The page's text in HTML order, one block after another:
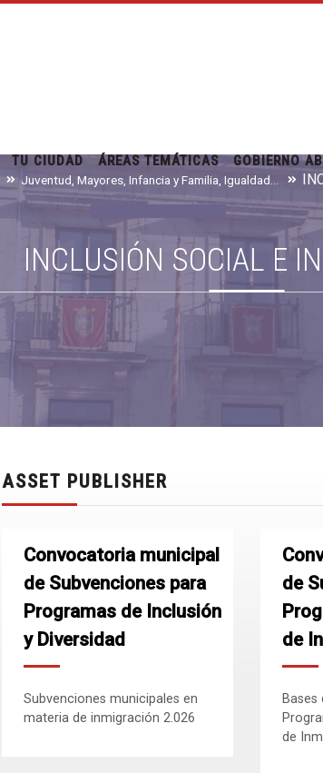
TU CIUDAD ÁREAS TEMÁTICAS GOBIERNO
INCLUSIÓN SOCIAL E
ASSET PUBLISHER
Convocatoria municipal
de Subvenciones para
Programas de Inclusión
y Diversidad
Subvenciones municipales en
materia de inmigración 2.026
de
de
Bases
de